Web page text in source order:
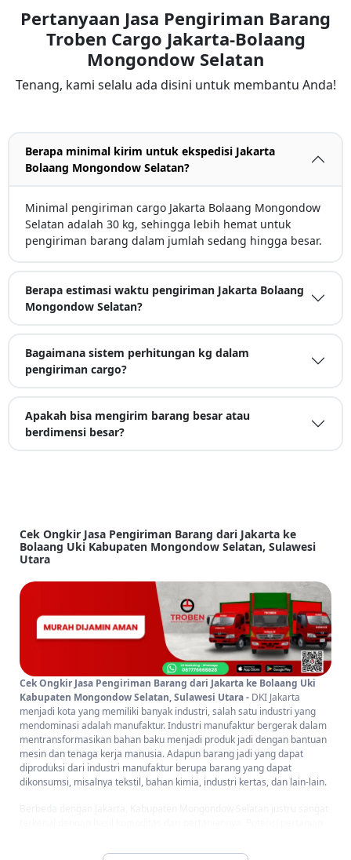
Pertanyaan Jasa Pengiriman Barang
Troben Cargo Jakarta-Bolaang
Mongondow Selatan
Tenang, kami selalu ada disini untuk membantu Anda!
Berapa minimal kirim untuk ekspedisi Jakarta
Bolaang Mongondow Selatan?
Minimal pengiriman cargo Jakarta Bolaang Mongondow
Selatan adalah 30 kg, sehingga lebih hemat untuk
pengiriman barang dalam jumlah sedang hingga besar.
Berapa estimasi waktu pengiriman Jakarta Bolaang
Mongondow Selatan?
Bagaimana sistem perhitungan kg dalam
pengiriman cargo?
Apakah bisa mengirim barang besar atau
berdimensi besar?
Cek Ongkir Jasa Pengiriman Barang dari Jakarta ke
Bolaang Uki Kabupaten Mongondow Selatan, Sulawesi
Utara
Cek Ongkir Jasa Pengiriman Barang dari Jakarta ke Bolaang Uki
Kabupaten Mongondow Selatan, Sulawesi Utara - DKI Jakarta
menjadi kota yang memiliki banyak industri, salah satu industri yang
mendominasi adalah manufaktur. Industri manufaktur bergerak dalam
mentransformasikan bahan baku menjadi produk jadi dengan bantuan
mesin dan tenaga kerja manusia. Adapun barang jadi yang dapat
diproduksi dari industri manufaktur berupa barang yang dapat
dikonsumsi, misalnya tekstil, bahan kimia, industri kertas, dan lain-lain.
komoditas perkebunan di yang memberikan kontribusi untuk